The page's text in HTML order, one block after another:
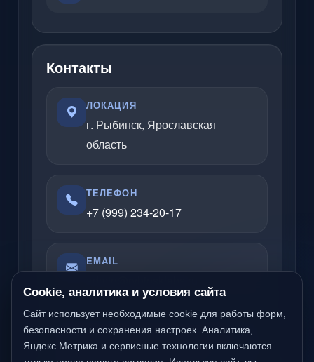
Контакты
ЛОКАЦИЯ
г. Рыбинск, Ярославская
область
ТЕЛЕФОН
+7 (999) 234-20-17
EMAIL
Отвечаю по вопросам услуг, сайтов,
серверов, облачных решений и
Cookie, аналитика и условия сайта
Сайт использует необходимые cookie для работы форм,
безопасности и сохранения настроек. Аналитика,
Яндекс.Метрика и сервисные технологии включаются